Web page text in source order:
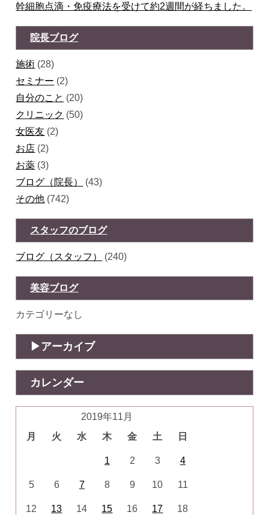
幹細胞点滴・免疫療法を受けて約2週間が経ちました。
院長ブログ
施術 (28)
セミナー (2)
自分のこと (20)
クリニック (50)
女医友 (2)
お店 (2)
お薬 (3)
ブログ（院長）
(43)
その他 (742)
スタッフのブログ
ブログ（スタッフ） (240)
美容ブログ
カテゴリーなし
アーカイブ
カレンダー
2019年11月
月
火 水 木 金 土 日
1 2 3 4
5 6 7 8 9 10 11
12 13 14 15 16 17 18